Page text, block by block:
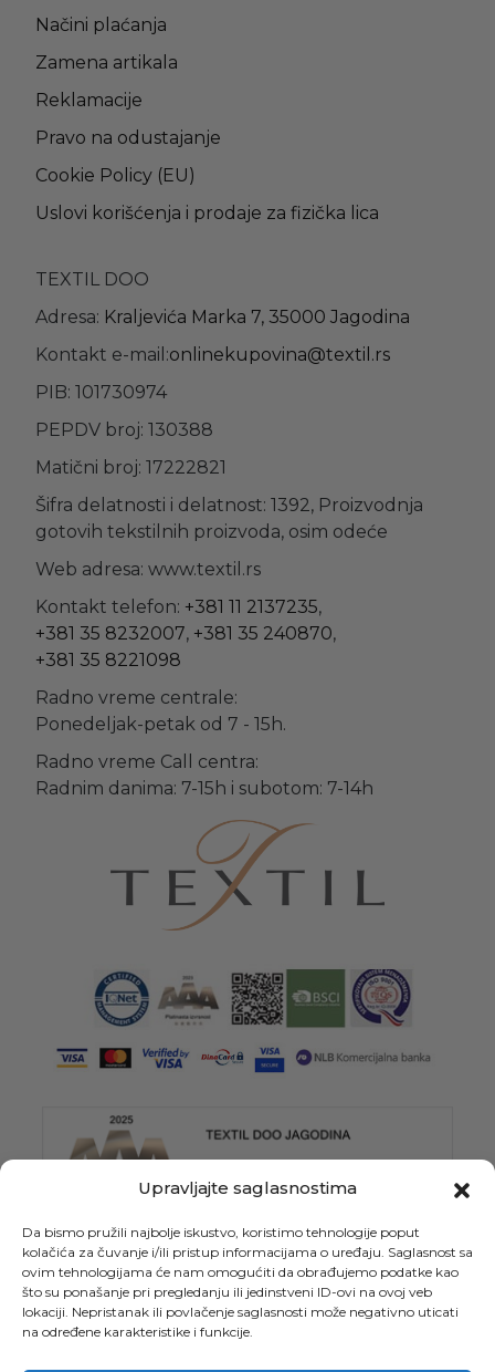
Upravljajte saglasnostima
Da bismo pružili najbolje iskustvo, koristimo tehnologije poput
kolačića za čuvanje i/ili pristup informacijama o uređaju. Saglasnost sa
ovim tehnologijama će nam omogućiti da obrađujemo podatke kao
što su ponašanje pri pregledanju ili jedinstveni ID-ovi na ovoj veb
lokaciji. Nepristanak ili povlačenje saglasnosti može negativno uticati
na određene karakteristike i funkcije.
Načini plaćanja
Zamena artikala
Reklamacije
Pravo na odustajanje
Cookie Policy (EU)
Uslovi korišćenja i prodaje za fizička lica
TEXTIL DOO
Adresa: Kraljevića Marka 7, 35000 Jagodina
Kontakt e-mail:onlinekupovina@textil.rs
PIB: 101730974
PEPDV broj: 130388
Matični broj: 17222821
Šifra delatnosti i delatnost: 1392, Proizvodnja
gotovih tekstilnih proizvoda, osim odeće
Web adresa: www.textil.rs
Kontakt telefon: +381 11 2137235,
+381 35 8232007, +381 35 240870,
+381 35 8221098
Radno vreme centrale:
Ponedeljak-petak od 7 - 15h.
Radno vreme Call centra:
Radnim danima: 7-15h i subotom: 7-14h